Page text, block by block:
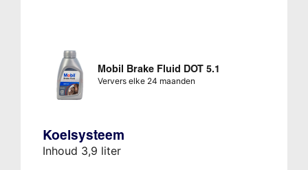
Mobil Brake Fluid DOT 5.1
Ververs elke 24 maanden
Koelsysteem
Inhoud 3,9 liter